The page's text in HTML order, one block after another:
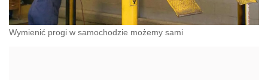
Wymienić progi w samochodzie możemy sami